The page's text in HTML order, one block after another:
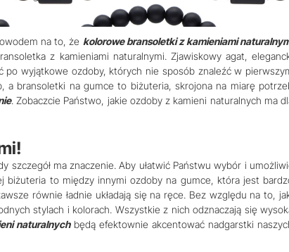
na to, że kolorowe bransoletki z kamieniami
z kamieniami naturalnymi. Zjawiskowy agat,
po wyjątkowe ozdoby, których nie sposób znaleźć w
a bransoletki na gumce to biżuteria, skrojona na miarę
. Zobaczcie Państwo, jakie ozdoby z kamieni naturalnych ma
ma znaczenie. Aby ułatwić Państwu wybór i
biżuteria to między innymi ozdoby na gumce, która jest
równie ładnie układają się na ręce. Bez względu na to,
stylach i kolorach. Wszystkie z nich odznaczają się
naturalnychbędą efektownie akcentować nadgarstki